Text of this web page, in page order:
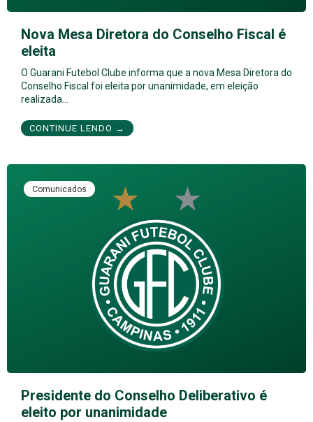
Nova Mesa Diretora do Conselho Fiscal é
eleita
O Guarani Futebol Clube informa que a nova Mesa Diretora do
Conselho Fiscal foi eleita por unanimidade, em eleição
realizada…
CONTINUE LENDO →
Comunicados
Presidente do Conselho Deliberativo é
eleito por unanimidade